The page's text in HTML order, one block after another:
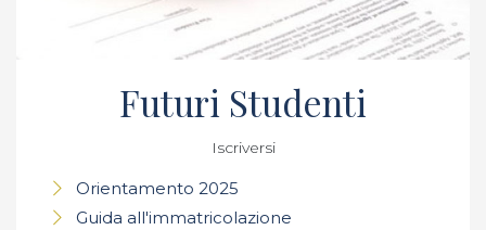
Futuri Studenti
Iscriversi
Orientamento 2025
Guida all'immatricolazione